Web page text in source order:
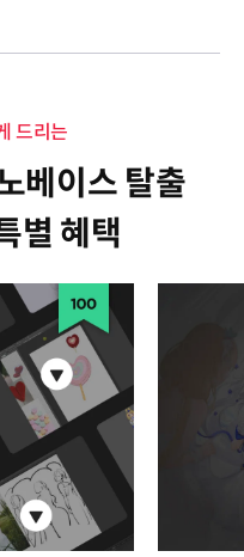
드리는
베이스 탈출
별 혜택